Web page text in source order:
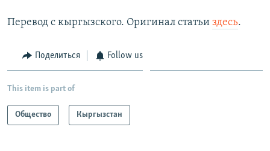
Перевод с кыргызского. Оригинал статьи здесь.
Поделиться Follow us
This item is part of
Общество Кыргызстан